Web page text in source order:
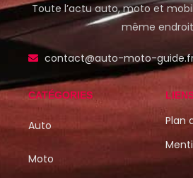
Toute l’actu auto, moto et mobilité, rassemblée au
même
contact@auto-moto-
CATÉGORIES
Auto
Moto
Plan